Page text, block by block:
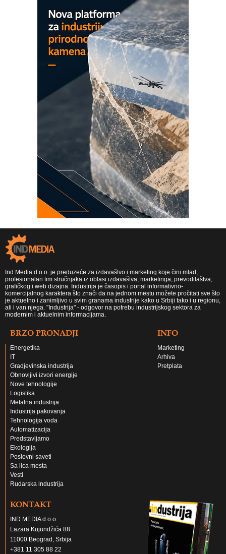
Detekcija različitih oblika
Ind Media d.o.o. je preduzeće za izdavaštvo i marketing koje čini mlad,
profesionalan tim stručnjaka iz oblasi izdavaštva, marketinga, prevodilaštva,
grafičkog i web dizajna. Industrija je časopis i portal informativno-
komercijalnog karaktera što znači da na jednom mestu možete pročitati sve što
je aktuelno i zanimljivo u svim granama industrije kako u Srbiji tako i u regionu,
ali i van njega. "Industrija" - odgovor na potrebu industrijskog sektora za
modernim i aktuelnim informacijama.
BRZO PRONADJI
Energetika
IT
Gradjevinska industrija
Obnovljivi izvori energije
Nove tehnologije
Logistika
Metalna industrija
Industrija pakovanja
Tehnologija voda
Automatizacija
Predstavljamo
Ekologija
Poslovni saveti
Sa lica mesta
Vesti
Rudarska industrija
INFO
Marketing
Arhiva
Pretplata
KONTAKT
IND MEDIA d.o.o.
Lazara Kujundžića 88
11000 Beograd, Srbija
+381 11 305 88 22